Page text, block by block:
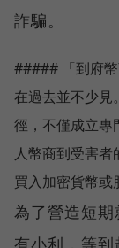
詐騙。
##### 「到府幣
在過去並不少見
徑，不僅成立專
人幣商到受害
買入加密貨幣或
為了營造短
有小利，等